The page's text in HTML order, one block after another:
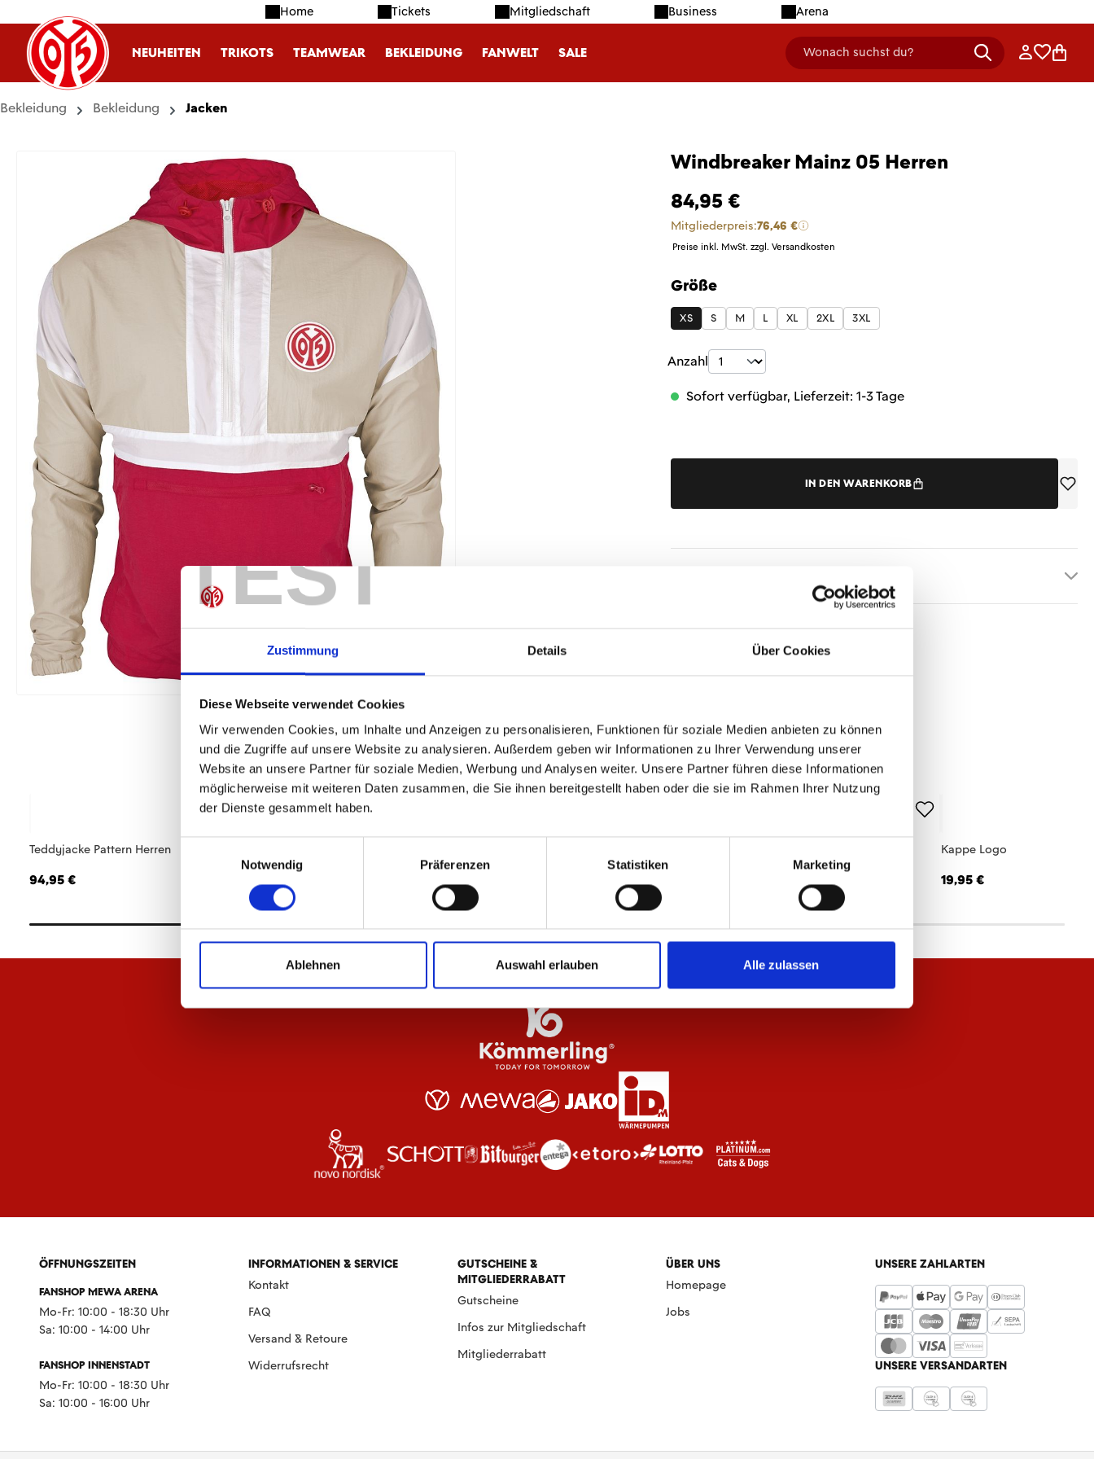
TEST
Zustimmung Details Über Cookies
Diese Webseite verwendet Cookies
Wir verwenden Cookies, um Inhalte und Anzeigen zu personalisieren, Funktionen für soziale Medien anbieten zu können
und die Zugriffe auf unsere Website zu analysieren. Außerdem geben wir Informationen zu Ihrer Verwendung unserer
Website an unsere Partner für soziale Medien, Werbung und Analysen weiter. Unsere Partner führen diese Informationen
möglicherweise mit weiteren Daten zusammen, die Sie ihnen bereitgestellt haben oder die sie im Rahmen Ihrer Nutzung
der Dienste gesammelt haben.
Notwendig
Präferenzen Statistiken Marketing
Ablehnen Auswahl erlauben Alle zulassen
Hauptinhalt springen
Zur Suche springen
Zur Hauptnavigation springen Home Tickets Mitgliedschaft Business Arena
NEUHEITEN TRIKOTS TEAMWEAR BEKLEIDUNG FANWELT SALE Wonach suchst du?
header.searchDescription Anmelden
Bekleidung Bekleidung Jacken
Windbreaker Mainz 05 Herren
84,95 €
Mitgliederpreis:76,46 €
Preise inkl. MwSt. zzgl. Versandkosten
Größe
auswählen
XS S M L XL 2XL 3XL
Produkt Anzahl: Gib den gewünschten Wert
Anzahl
Sofort verfügbar, Lieferzeit: 1-3 Tage
IN DEN WARENKORB
ÄHNLICHE PRODUKTE
Teddyjacke Pattern Herren
94,95 €
Herren
129,95 €
Kappe Logo
19,95 €
ÖFFNUNGSZEITEN
FANSHOP MEWA ARENA
Mo-Fr: 10:00 - 18:30 Uhr
Sa: 10:00 - 14:00 Uhr
FANSHOP INNENSTADT
Mo-Fr: 10:00 - 18:30 Uhr
Sa: 10:00 - 16:00 Uhr
INFORMATIONEN & SERVICE
Kontakt
FAQ
Versand & Retoure
Widerrufsrecht
GUTSCHEINE &
MITGLIEDERRABATT
Gutscheine
Infos zur Mitgliedschaft
Mitgliederrabatt
ÜBER UNS
Homepage
Jobs
UNSERE ZAHLARTEN
UNSERE VERSANDARTEN